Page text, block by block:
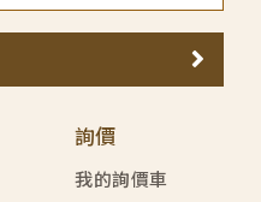
詢價
我的詢價車